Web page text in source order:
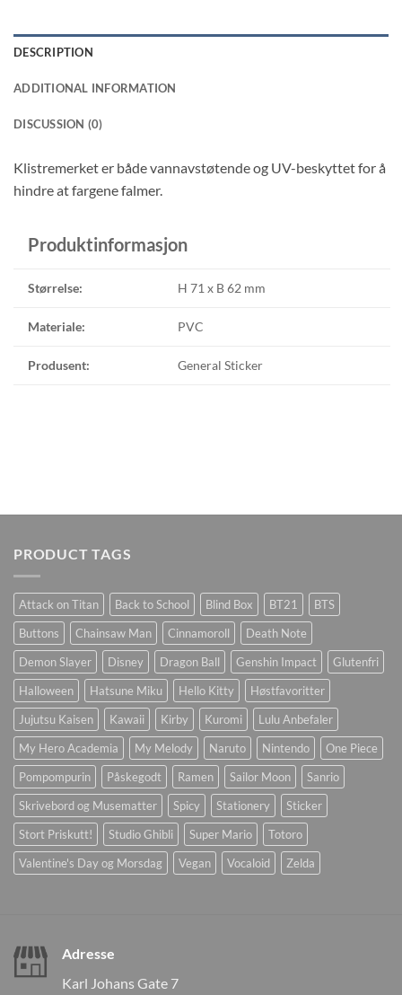
DESCRIPTION
ADDITIONAL INFORMATION
DISCUSSION (0)
Klistremerket er både vannavstøtende og UV-beskyttet for å
hindre at fargenefalmer.
Produktinformasjon
Størrelse: H 71 x B 62 mm
Materiale: PVC
Produsent: General Sticker
PRODUCT TAGS
Attack on Titan Back to School Blind Box BT21
BTS
Buttons
Chainsaw Man Cinnamoroll
Death Note
Demon Slayer
Disney Dragon Ball Genshin Impact
Glutenfri
Halloween
Hatsune Miku Hello Kitty
Høstfavoritter
Jujutsu Kaisen
Kawaii Kirby Kuromi
Lulu Anbefaler
My Hero Academia
My Melody Naruto Nintendo
One Piece
Pompompurin
Påskegodt Ramen Sailor Moon
Sanrio
Skrivebord og Musematter
Spicy Stationery
Sticker
Stort Priskutt!
Studio Ghibli Super Mario
Totoro
Valentine's Day og Morsdag
Vegan Vocaloid Zelda
Adresse
Karl Johans Gate 7